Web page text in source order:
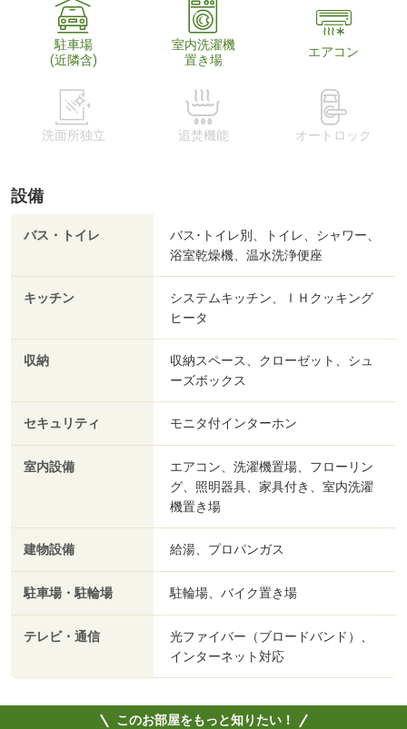
駐車場
(近隣含)
室内洗濯機
置き場
エアコン
洗面所独立 追焚機能 オートロック
設備
バス・トイレ
バス･トイレ別、トイレ、シャワー、
浴室乾燥機、温水洗浄便座
キッチン
システムキッチン、ＩＨクッキング
ヒータ
収納
収納スペース、クローゼット、シュ
ーズボックス
セキュリティ モニタ付インターホン
室内設備
エアコン、洗濯機置場、フローリン
グ、照明器具、家具付き、室内洗濯
機置き場
建物設備 給湯、プロパンガス
駐車場・駐輪場 駐輪場、バイク置き場
テレビ・通信
光ファイバー（ブロードバンド）、
インターネット対応
このお部屋をもっと知りたい！